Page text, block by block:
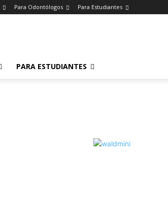
Para Odontólogos Para Estudiantes
PARA ESTUDIANTES